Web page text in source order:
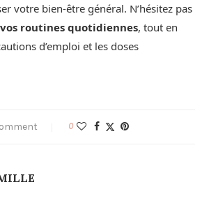
votre bien-être général. N’hésitez pas
routines quotidiennes, tout en
d’emploi et les doses
0